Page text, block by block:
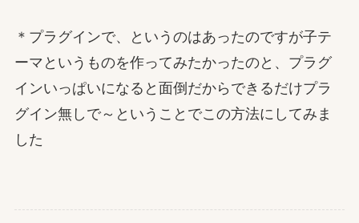
＊プラグインで、というのはあったのですが子テ
ーマというものを作ってみたかったのと、プラグ
インいっぱいになると面倒だからできるだけプラ
グイン無しで～ということでこの方法にしてみま
した